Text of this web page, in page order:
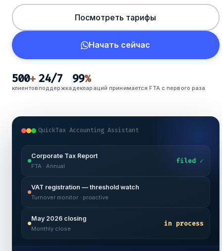
Посмотреть тарифы
Начать сейчас
500+
клиентов
24/7
поддержка
99%
деклараций принимается FTA с первого раза
QuickTax Accounting Assistant
Corporate Tax Report
FTA · Annual
filed ✓
VAT registration — threshold watch
Turnover monitor · proactive
May 2026 closing
Monthly close
in process